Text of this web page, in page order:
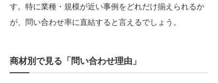
す。特に業種・規模が近い事例をどれだけ揃えられるか
が、問い合わせ率に直結すると言えるでしょう。
商材別で見る「問い合わせ理由」